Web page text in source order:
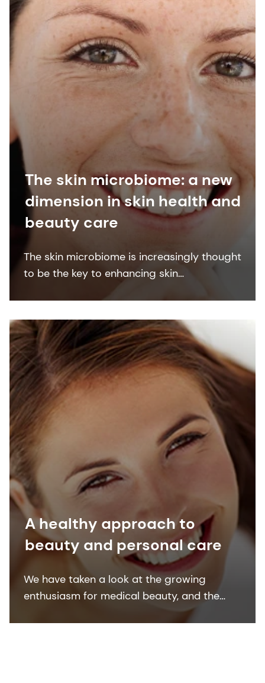
The skin microbiome: a new
dimension in skin health and
beauty care
The skin microbiome is increasingly thought
to be the key to enhancing skin
appearance. By combining our expertise in
create new innovative skin microbiome
personal care solutions.
A healthy approach to
beauty and personal care
We have taken a look at the growing
enthusiasm for medical beauty, and the
products serving this trend, to ensure we